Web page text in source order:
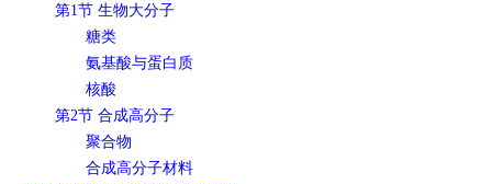
第1节 生物大分子
糖类
氨基酸与蛋白质
核酸
第2节 合成高分子
聚合物
合成高分子材料